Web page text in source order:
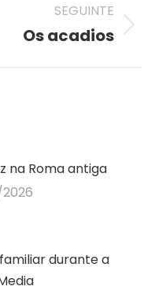
SEGUINTE
Os acadios
na Roma antiga
durante a